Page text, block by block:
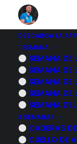
DESCARGA LA APP
1 SEMANA
SEMANA DE
SEMANA DE
SEMANA DE
SEMANA DE
SEMANA
3 SEMANAS
CADERAS
CUELLO DE
Descubre
dolor y
recobrar